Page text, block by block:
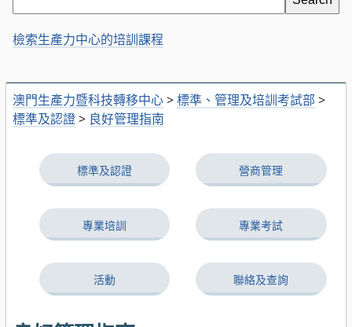
澳門生產力暨科技轉移中心>標準、管理及培訓考試部 >
標準及認證> 良好管理指南
標準及認證 營商管理
專業培訓 專業考試
活動 聯絡及查詢
檢索生產力中心的培訓課程